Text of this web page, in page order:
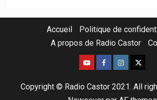
Accueil
Politique de
A propos de Radio Castor
Copyright © Radio Castor 2021. All